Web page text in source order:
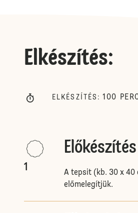
Elkészítés:
ELKÉSZÍTÉS : 100
1
Előkészítés
A tepsit (kb. 30 x
előmelegítjük.